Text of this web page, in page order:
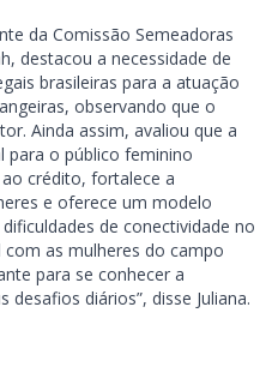
da Comissão Semeadoras
destacou a necessidade de
brasileiras para a atuação
observando que o
Ainda assim, avaliou que a
para o público feminino
crédito, fortalece a
e oferece um modelo
de conectividade no
as mulheres do campo
para se conhecer a
desafios diários”, disse Juliana.